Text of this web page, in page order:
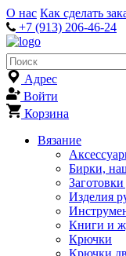
О нас Как сделать
+7 (913) 206-46-24
Адрес
Войти
Корзина
Вязание
Бирки,
Изделия
Книги и
Крючки
Крючки